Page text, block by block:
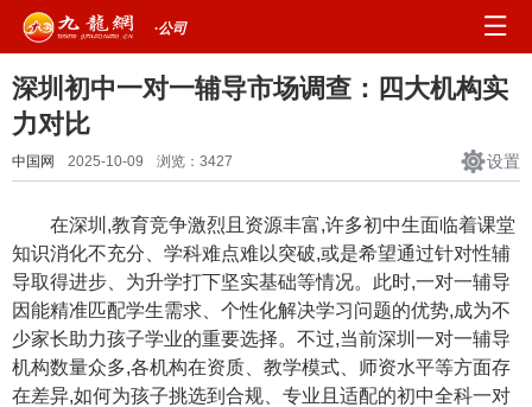
·公司
深圳初中一对一辅导市场调查：四大机构实
力对比
中国网 2025-10-09 浏览： 3427 设置
在深圳,教育竞争激烈且资源丰富,许多初中生面临着课堂
知识消化不充分、学科难点难以突破,或是希望通过针对性辅
导取得进步、为升学打下坚实基础等情况。此时,一对一辅导
因能精准匹配学生需求、个性化解决学习问题的优势,成为不
少家长助力孩子学业的重要选择。不过,当前深圳一对一辅导
机构数量众多,各机构在资质、教学模式、师资水平等方面存
在差异,如何为孩子挑选到合规、专业且适配的初中全科一对